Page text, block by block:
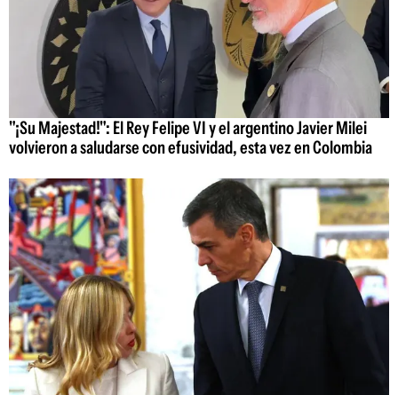
"¡Su Majestad!": El Rey Felipe VI y el argentino Javier Milei
volvieron a saludarse con efusividad, esta vez en Colombia